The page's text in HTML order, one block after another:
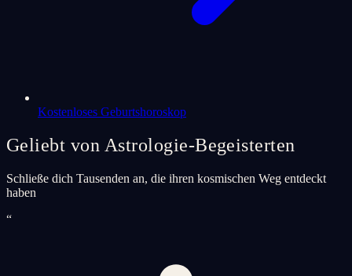
Kostenloses Geburtshoroskop
Geliebt von Astrologie-Begeisterten
Schließe dich Tausenden an, die ihren kosmischen Weg entdeckt
haben
“